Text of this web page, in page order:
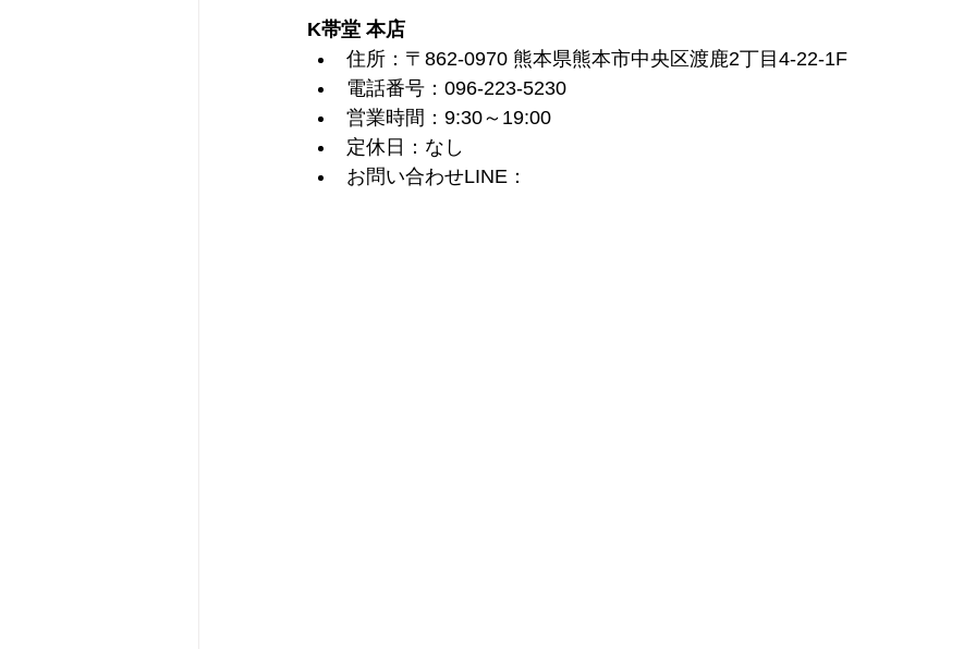
K帯堂 本店
住所：〒862-0970 熊本県熊本市中央区渡鹿2丁目4-22-1F
電話番号：096-223-5230
営業時間：9:30～19:00
定休日：なし
お問い合わせLINE：